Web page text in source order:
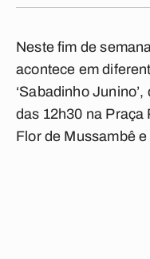
Neste fim de
acontece em
‘Sabadinho
das 12h30 na
Flor de Mussambê